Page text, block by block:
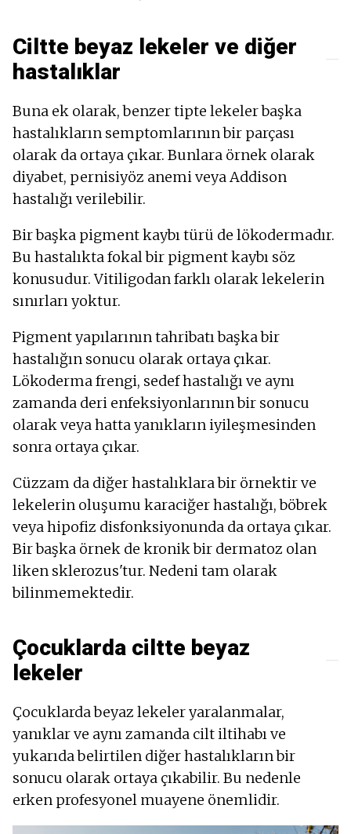
Ciltte beyaz lekeler ve diğer
hastalıklar
Buna ek olarak, benzer tipte lekeler başka
hastalıkların semptomlarının bir parçası
olarak da ortaya çıkar. Bunlara örnek olarak
diyabet, pernisiyöz anemi veya Addison
hastalığı verilebilir.
Bir başka pigment kaybı türü de lökodermadır.
Bu hastalıkta fokal bir pigment kaybı söz
konusudur. Vitiligodan farklı olarak lekelerin
sınırları yoktur.
Pigment yapılarının tahribatı başka bir
hastalığın sonucu olarak ortaya çıkar.
Lökoderma frengi, sedef hastalığı ve aynı
zamanda deri enfeksiyonlarının bir sonucu
olarak veya hatta yanıkların iyileşmesinden
sonra ortaya çıkar.
Cüzzam da diğer hastalıklara bir örnektir ve
lekelerin oluşumu karaciğer hastalığı, böbrek
veya hipofiz disfonksiyonunda da ortaya çıkar.
Bir başka örnek de kronik bir dermatoz olan
liken sklerozus'tur. Nedeni tam olarak
bilinmemektedir.
Çocuklarda ciltte beyaz
lekeler
Çocuklarda beyaz lekeler yaralanmalar,
yanıklar ve aynı zamanda cilt iltihabı ve
yukarıda belirtilen diğer hastalıkların bir
sonucu olarak ortaya çıkabilir. Bu nedenle
erken profesyonel muayene önemlidir.